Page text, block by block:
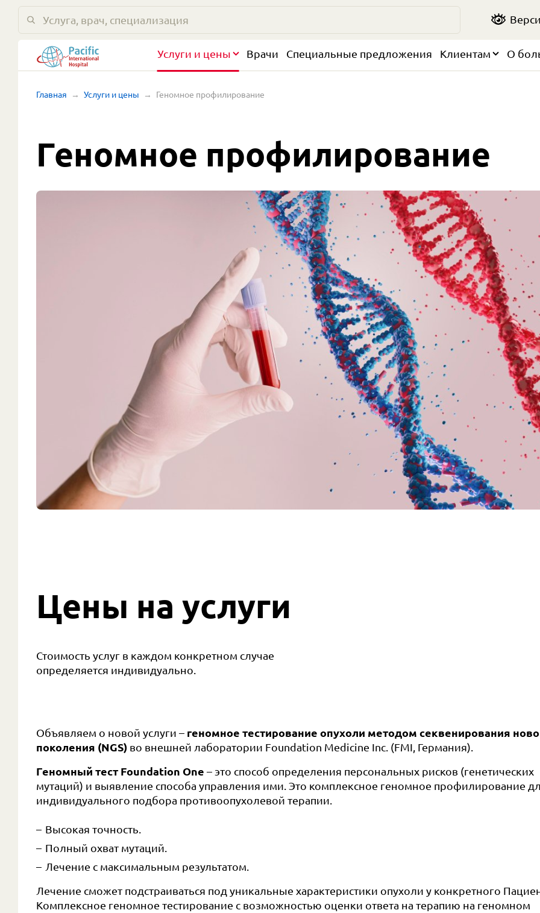
Услуги и цены Врачи Специальные предложения Клиентам О
Главная Услуги и цены Геномное профилирование
Геномное профилирование
Цены на услуги
Стоимость услуг в каждом конкретном случае
определяется индивидуально.
Объявляем о новой услуги – геномное тестирование опухоли методом секвенирования
поколения (NGS) во внешней лаборатории Foundation Medicine Inc. (FMI, Германия).
Геномный тест Foundation One – это способ определения персональных рисков (генетических
мутаций) и выявление способа управления ими. Это комплексное геномное профилирование
индивидуального подбора противоопухолевой терапии.
Высокая точность.
Полный охват мутаций.
Лечение с максимальным результатом.
Лечение сможет подстраиваться под уникальные характеристики опухоли у конкретного
Комплексное геномное тестирование с возможностью оценки ответа на терапию на геномном